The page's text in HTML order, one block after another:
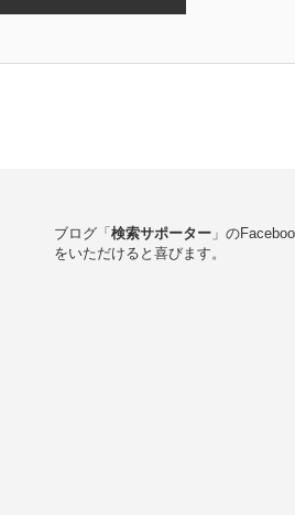
ブログ「 検索サポーター 」の
をいただけると喜びます。